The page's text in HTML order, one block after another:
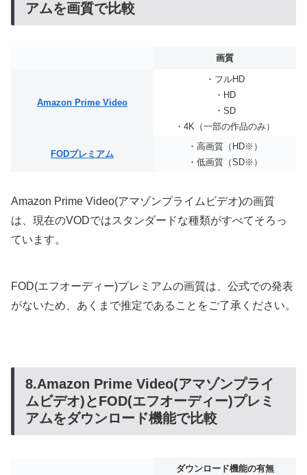
アムを画質で比較
画質
Amazon Prime Video
・フルHD
・HD
・SD
・4K（一部の作品のみ）
FODプレミアム
・高画質（HD※）
・低画質（SD※）
Amazon Prime Video(アマゾンプライムビデオ)の画質
は、現在のVODではスタンダードな種類がすべてそろっ
ています。
FOD(エフオーディー)プレミアムの画質は、公式での発表
がないため、あくまで推定であることをご了承ください。
8.Amazon Prime Video(アマゾンプライ
ムビデオ)とFOD(エフオーディー)プレミ
アムをダウンロード機能で比較
ダウンロード機能の有無